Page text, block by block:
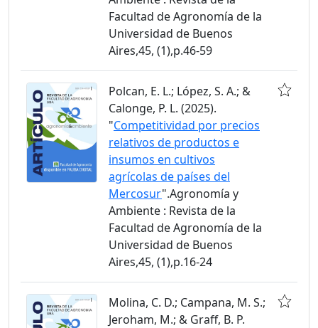
Facultad de Agronomía de la
Universidad de Buenos
Aires,45, (1),p.46-59
Polcan, E. L.; López, S. A.; &
Calonge, P. L. (2025).
"Competitividad por precios
relativos de productos e
insumos en cultivos
agrícolas de países del
Mercosur".Agronomía y
Ambiente : Revista de la
Facultad de Agronomía de la
Universidad de Buenos
Aires,45, (1),p.16-24
Molina, C. D.; Campana, M. S.;
Jeroham, M.; & Graff, B. P.